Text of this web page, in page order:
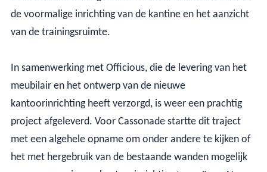
de voormalige inrichting van de kantine en het aanzicht
van de trainingsruimte.
In samenwerking met Officious, die de levering van het
meubilair en het ontwerp van de nieuwe
kantoorinrichting heeft verzorgd, is weer een prachtig
project afgeleverd. Voor Cassonade startte dit traject
met een algehele opname om onder andere te kijken of
het met hergebruik van de bestaande wanden mogelijk